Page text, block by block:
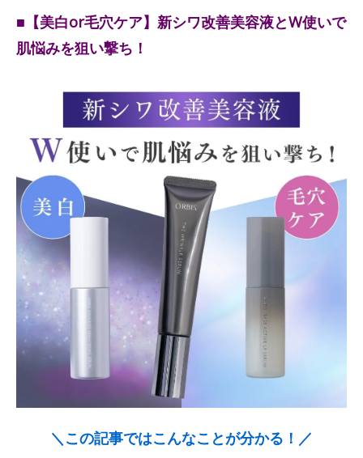
■【美白or毛穴ケア】新シワ改善美容液とW使いで
肌悩みを狙い撃ち！
＼この記事ではこんなことが分かる！／